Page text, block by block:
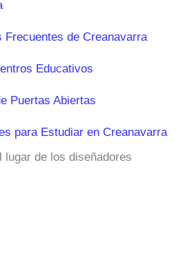
Frecuentes de Creanavarra
Educativos
Puertas Abiertas
para Estudiar en Creanavarra
lugar de los diseñadores